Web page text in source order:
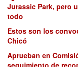
Jurassic Park, pero
todo
Estos son los
Chicó
Aprueban en
seguimiento de